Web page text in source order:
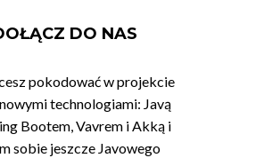
DO NAS
pokodować w projekcie
technologiami: Javą
Bootem, Vavrem i Akką i
sobie jeszcze Javowego